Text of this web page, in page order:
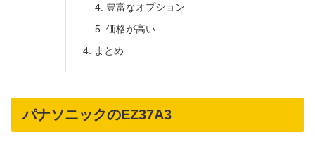
豊富なオプション
価格が高い
まとめ
パナソニックのEZ37A3